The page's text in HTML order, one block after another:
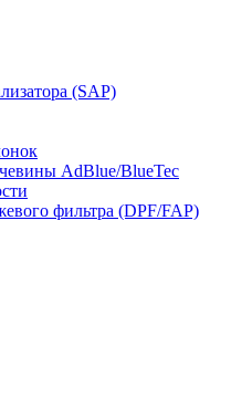
(SAP)
AdBlue/BlueTec
фильтра (DPF/FAP)